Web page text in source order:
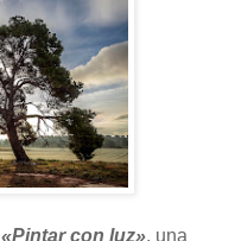
«Pintar con luz», una